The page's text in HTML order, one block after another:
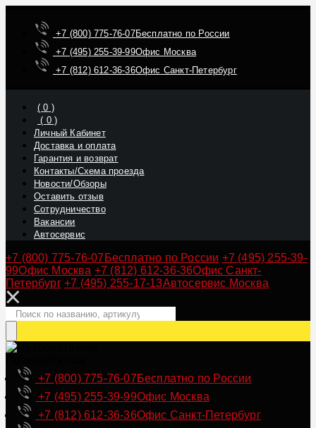
+7 (800) 775-76-07Бесплатно по России
+7 (495) 255-39-99Офис Москва
+7 (812) 612-36-36Офис Санкт-Петербург
(0 )
( 0)
Личный Кабинет
Доставка и оплата
Гарантия и возврат
Контакты/Схема проезда
Новости/Обзоры
Оставить отзыв
Сотрудничество
Вакансии
Автосервис
+7 (800) 775-76-07 Бесплатно по России +7 (495) 255-39-
99Офис Москва +7 (812) 612-36-36Офис Санкт-
Петербург +7 (495) 255-17-13Автосервис Москва
+7 (800) 775-76-07Бесплатно по России
+7 (495) 255-39-99Офис Москва
+7 (812) 612-36-36Офис Санкт-Петербург